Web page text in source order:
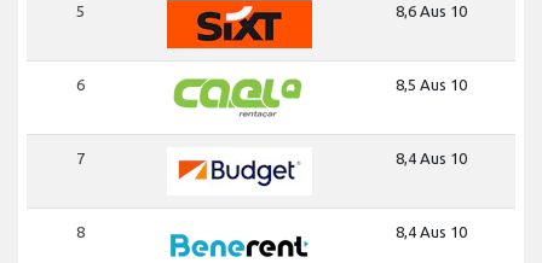
5 8,6 Aus 10
6 8,5 Aus 10
7 8,4 Aus 10
8 8,4 Aus 10